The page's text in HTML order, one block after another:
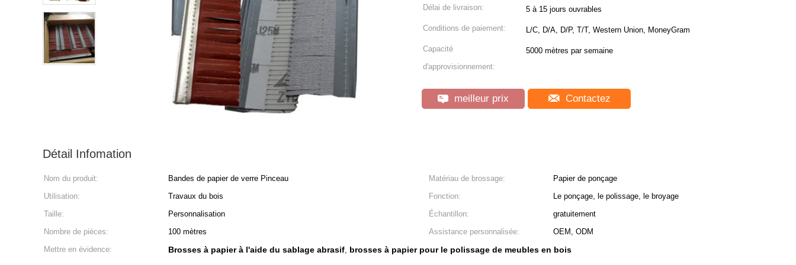
Délai de livraison: 5 à 15 jours ouvrables
Conditions de paiement: L/C, D/A, D/P, T/T, Western Union, MoneyGram
Capacité
d'approvisionnement:
5000 mètres par semaine
meilleur prix Contactez
Détail Infomation
Nom du produit: Bandes de papier de verre Pinceau Matériau de brossage:
Papier de ponçage
Utilisation:
Travaux du bois Fonction:
Le ponçage, le polissage, le broyage
Taille:
Personnalisation Échantillon:
gratuitement
Nombre de pièces:
100 mètres Assistance personnalisée:
OEM, ODM
Mettre en évidence:
Brosses à papier à l'aide du sablage abrasif, brosses à papier pour le polissage de meubles en bois